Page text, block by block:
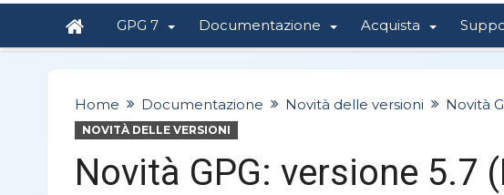
GPG 7 Documentazione Acquista
Home Documentazione Novità delle versioni Novità
NOVITÀ DELLE VERSIONI
Novità GPG: versione 5.7